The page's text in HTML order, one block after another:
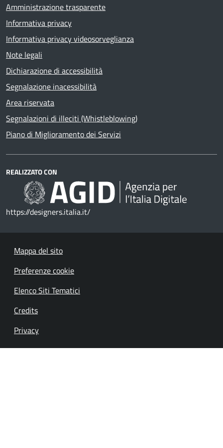
Amministrazione trasparente
Informativa privacy
Informativa privacy videosorveglianza
Note legali
Dichiarazione di accessibilità
Segnalazione inacessibilità
Area riservata
Segnalazioni di illeciti (Whistleblowing)
Piano di Miglioramento dei Servizi
REALIZZATO CON
https://designers.italia.it/
Mappa del sito
Preferenze cookie
Elenco Siti Tematici
Credits
Privacy